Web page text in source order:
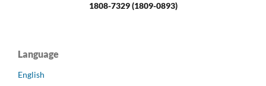
1808-7329 (1809-0893)
Language
English